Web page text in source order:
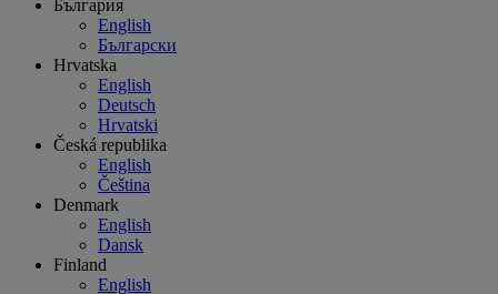
България
English
Български
Hrvatska
English
Deutsch
Hrvatski
Česká republika
English
Čeština
Denmark
English
Dansk
Finland
English